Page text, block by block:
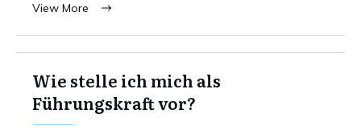
View More
Wie stelle ich mich als
Führungskraft vor?